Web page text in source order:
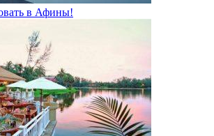
в Афины!